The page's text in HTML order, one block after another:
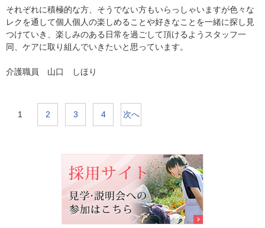
それぞれに積極的な方、そうでない方もいらっしゃいますが色々な
レクを通して個人個人の楽しめることや好きなことを一緒に探し見
つけていき、楽しみのある日常を過ごして頂けるようスタッフ一
同、ケアに取り組んでいきたいと思っています。
介護職員 山口 しほり
1 2 3 4 次へ